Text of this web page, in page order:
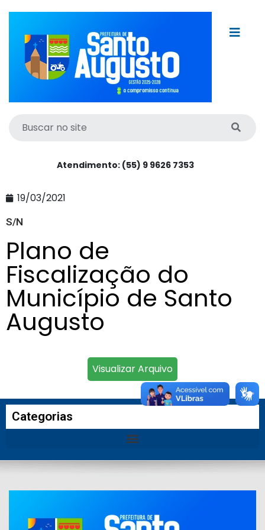
Atendimento: (55) 9 9626 7353
19/03/2021
S/N
Plano de
Fiscalização do
Município de Santo
Augusto
Visualizar Arquivo
Categorias